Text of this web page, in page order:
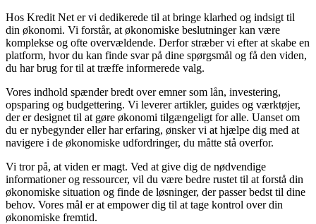
Hos Kredit Net er vi dedikerede til at bringe klarhed og indsigt til
din økonomi. Vi forstår, at økonomiske beslutninger kan være
komplekse og ofte overvældende. Derfor stræber vi efter at skabe en
platform, hvor du kan finde svar på dine spørgsmål og få den viden,
du har brug for til at træffe informerede valg.
Vores indhold spænder bredt over emner som lån, investering,
opsparing og budgettering. Vi leverer artikler, guides og værktøjer,
der er designet til at gøre økonomi tilgængeligt for alle. Uanset om
du er nybegynder eller har erfaring, ønsker vi at hjælpe dig med at
navigere i de økonomiske udfordringer, du måtte stå overfor.
Vi tror på, at viden er magt. Ved at give dig de nødvendige
informationer og ressourcer, vil du være bedre rustet til at forstå din
økonomiske situation og finde de løsninger, der passer bedst til dine
behov. Vores mål er at empower dig til at tage kontrol over din
økonomiske fremtid.